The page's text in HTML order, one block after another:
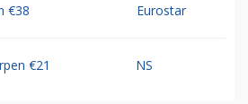
€38 Eurostar
€21 NS